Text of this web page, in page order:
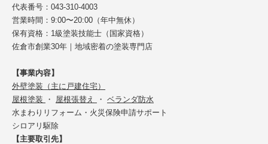
代表番号：043-310-4003
営業時間：9:00〜20:00（年中無休）
保有資格：1級塗装技能士（国家資格）
佐倉市創業30年｜地域密着の塗装専門店
【事業内容】
外壁塗装（主に戸建住宅）
屋根塗装
・ 屋根張替え ・ ベランダ防水
水まわりリフォーム・火災保険申請サポート
シロアリ駆除
【主要取引先】